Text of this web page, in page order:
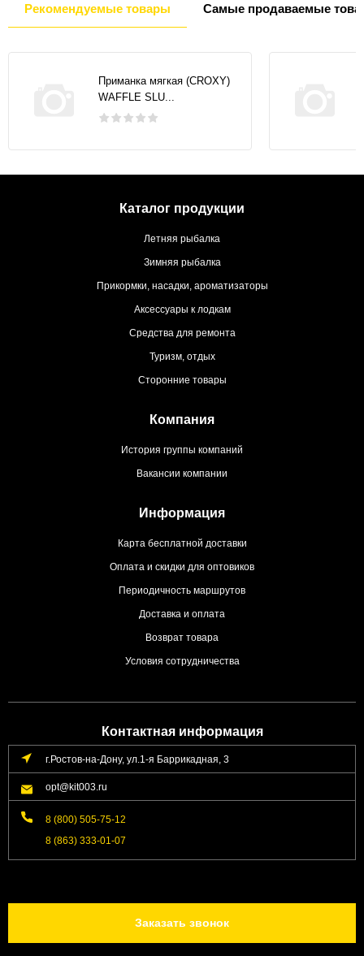
Рекомендуемые товары Самые продаваемые
Приманка мягкая (CROXY)
WAFFLE SLU...
Каталог продукции
Летняя рыбалка
Зимняя рыбалка
Прикормки, насадки, ароматизаторы
Аксессуары к лодкам
Средства для ремонта
Туризм, отдых
Сторонние товары
Компания
История группы компаний
Вакансии компании
Информация
Карта бесплатной доставки
Оплата и скидки для оптовиков
Периодичность маршрутов
Доставка и оплата
Возврат товара
Условия сотрудничества
Контактная информация
г.Ростов-на-Дону, ул.1-я Баррикадная, 3
opt@kit003.ru
8 (800) 505-75-12
8 (863) 333-01-07
Заказать звонок